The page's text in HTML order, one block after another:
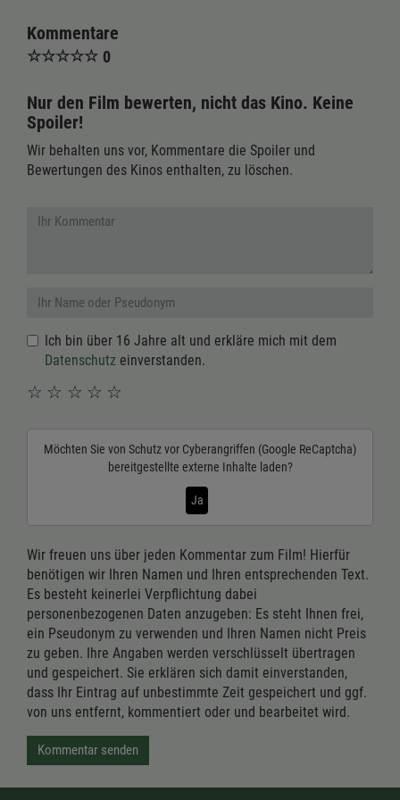
Kommentare
☆☆☆☆☆ 0
Nur den Film bewerten, nicht das Kino. Keine
Spoiler!
Wir behalten uns vor, Kommentare die Spoiler und
Bewertungen des Kinos enthalten, zu löschen.
Ich bin über 16 Jahre alt und erkläre mich mit dem
Datenschutz einverstanden.
☆
☆
☆
☆
☆
Möchten Sie von Schutz vor Cyberangriffen (Google ReCaptcha)
bereitgestellte externe Inhalte laden?
Ja
Wir freuen uns über jeden Kommentar zum Film! Hierfür
benötigen wir Ihren Namen und Ihren entsprechenden Text.
Es besteht keinerlei Verpflichtung dabei
personenbezogenen Daten anzugeben: Es steht Ihnen frei,
ein Pseudonym zu verwenden und Ihren Namen nicht Preis
zu geben. Ihre Angaben werden verschlüsselt übertragen
und gespeichert. Sie erklären sich damit einverstanden,
dass Ihr Eintrag auf unbestimmte Zeit gespeichert und ggf.
von uns entfernt, kommentiert oder und bearbeitet wird.
Kommentar senden